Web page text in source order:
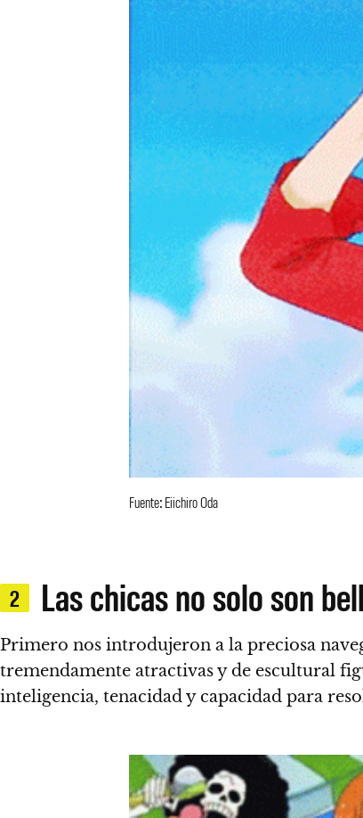
Fuente: Eiichiro Oda
2 Las chicas no solo son
Primero nos introdujeron a la preciosa
tremendamente atractivas y de escultural
inteligencia, tenacidad y capacidad para